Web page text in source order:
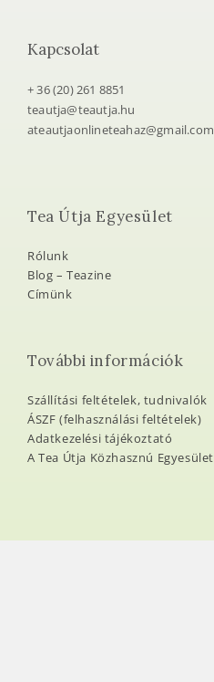
Kapcsolat
+ 36 (20) 261 8851
teautja@teautja.hu
ateautjaonlineteahaz@gmail.com
Tea Útja Egyesület
Rólunk
Blog – Teazine
Címünk
További információk
Szállítási feltételek, tudnivalók
ÁSZF (felhasználási feltételek)
Adatkezelési tájékoztató
A Tea Útja Közhasznú Egyesület